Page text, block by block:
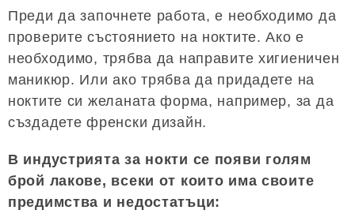
Преди да започнете работа, е необходимо да
проверите състоянието на ноктите. Ако е
необходимо, трябва да направите хигиеничен
маникюр. Или ако трябва да придадете на
ноктите си желаната форма, например, за да
създадете френски дизайн.
В индустрията за нокти се появи голям
брой лакове, всеки от които има своите
предимства и недостатъци: